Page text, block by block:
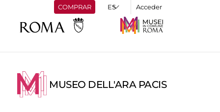
COMPRAR Acceder
MUSEO DELL'ARA PACIS